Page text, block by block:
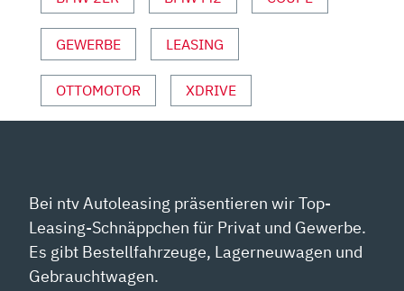
YOUTUBE
ANZEIGEN
GEWERBE LEASING
OTTOMOTOR XDRIVE
Bei ntv Autoleasing präsentieren wir Top-
Leasing-Schnäppchen für Privat und Gewerbe.
Es gibt Bestellfahrzeuge, Lagerneuwagen und
Gebrauchtwagen.